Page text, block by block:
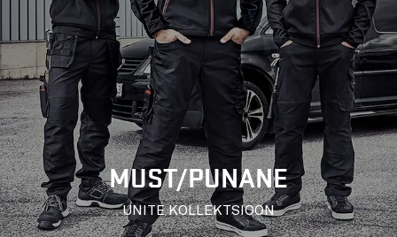
MUST/PUNANE
UNITE KOLLEKTSIOON